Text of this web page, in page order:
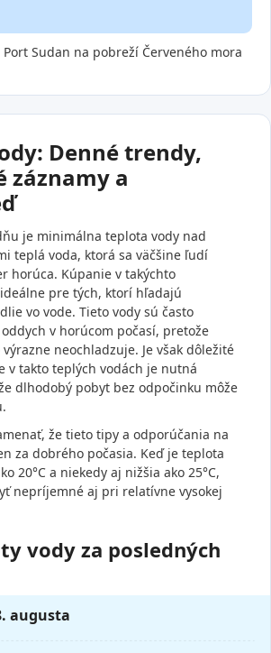
Sudan na pobreží Červeného mora
Denné trendy,
záznamy a
je minimálna teplota vody nad
teplá voda, ktorá sa väčšine ľudí
horúca. Kúpanie v takýchto
pre tých, ktorí hľadajú
vo vode. Tieto vody sú často
v horúcom počasí, pretože
neochladzuje. Je však dôležité
v takto teplých vodách je nutná
dlhodobý pobyt bez odpočinku môže
že tieto tipy a odporúčania na
za dobrého počasia. Keď je teplota
20°C a niekedy aj nižšia ako 25°C,
nepríjemné aj pri relatívne vysokej
vody za posledných
augusta